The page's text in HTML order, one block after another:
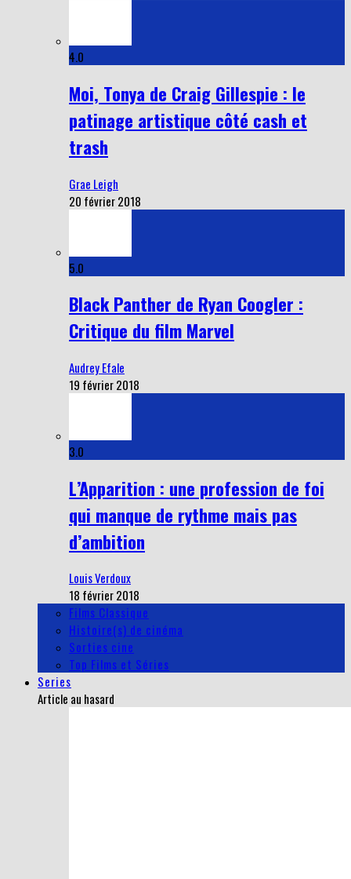
4.0
Moi, Tonya de Craig Gillespie : le
patinage artistique côté cash et
trash
Grae Leigh
20 février 2018
5.0
Black Panther de Ryan Coogler :
Critique du film Marvel
Audrey Efale
19 février 2018
3.0
L’Apparition : une profession de foi
qui manque de rythme mais pas
d’ambition
Louis Verdoux
18 février 2018
Films Classique
Histoire(s) de cinéma
Sorties cine
Top Films et Séries
Series
Article au hasard